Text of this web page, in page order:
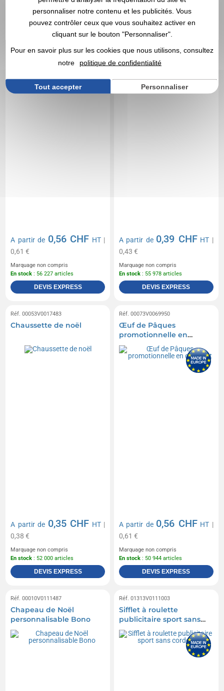
DEVIS EXPRESS DEVIS EXPRESS
Demi-œuf en chocolat
publicitaire
A partir de 0,56 CHF HT|
0,61 €
Marquage non compris
En stock : 56 227 articles
DEVIS EXPRESS
A partir de 0,39 CHF HT |
0,43 €
Marquage non compris
En stock : 55 978 articles
DEVIS EXPRESS
Réf. 00053V0017483
Chaussette de noël
A partir de 0,35 CHF HT|
0,38 €
Marquage non compris
En stock : 52 000 articles
DEVIS EXPRESS
Réf. 00073V0069950
Œuf de Pâques
promotionnelle en
chocolat
A partir de 0,56 CHF HT |
0,61 €
Marquage non compris
En stock : 50 944 articles
DEVIS EXPRESS
Réf. 00010V0111487
Chapeau de Noël
personnalisable Bono
Réf. 01313V0111003
Sifflet à roulette
publicitaire sport sans
cordelette
personnaliser notre contenu et les publicités. Vous
pouvez contrôler ceux que vous souhaitez activer en
cliquant sur le bouton "Personnaliser".
Pour en savoir plus sur les cookies que nous utilisons, consultez
notre
politique de confidentialité
Tout accepter Personnaliser